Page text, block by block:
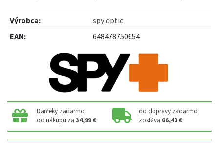
Výrobca:
spy optic
EAN:
648478750654
Darčeky zadarmo
od nákupu za34,99 €
do dopravy zadarmo
zostáva 66,40 €